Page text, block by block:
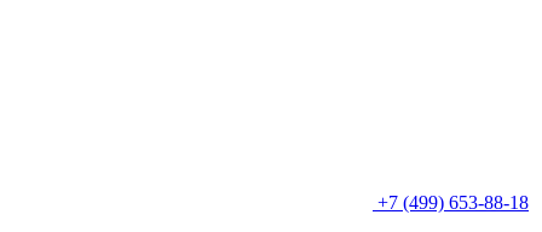
+7 (499) 653-88-18